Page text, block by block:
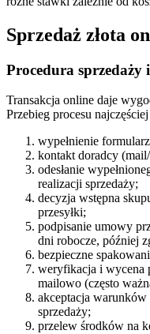
Sprzedaż złota
Procedura sprzedaży
Transakcja online daje
Przebieg procesu
wypełnienie
kontakt doradcy
odesłanie
realizacji sprzedaży;
decyzja wstępna
przesyłki;
podpisanie umowy
dni robocze, później
bezpieczne
weryfikacja i wycena
mailowo (często
akceptacja
sprzedaży;
przelew środków na